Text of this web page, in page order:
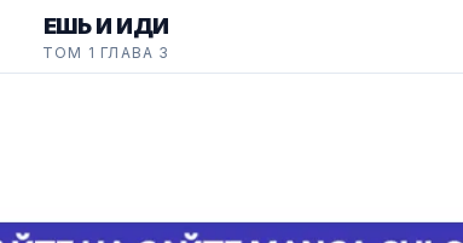
ЕШЬ И ИДИ
ТОМ 1 ГЛАВА 3